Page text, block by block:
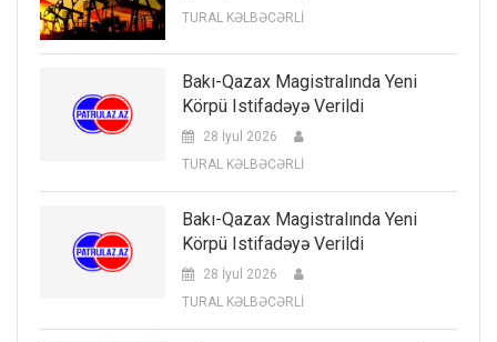
TURAL KƏLBƏCƏRLİ
Bakı-Qazax Magistralında Yeni
Körpü Istifadəyə Verildi
28 İyul 2026
TURAL KƏLBƏCƏRLİ
Bakı-Qazax Magistralında Yeni
Körpü Istifadəyə Verildi
28 İyul 2026
TURAL KƏLBƏCƏRLİ